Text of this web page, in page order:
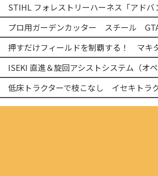
プロ用ガーデンカッター スチール